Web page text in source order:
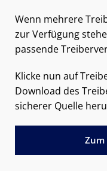
Wenn mehrere
zur Verfügung
passende
Klicke nun auf
Download des
sicherer Quelle
Zum